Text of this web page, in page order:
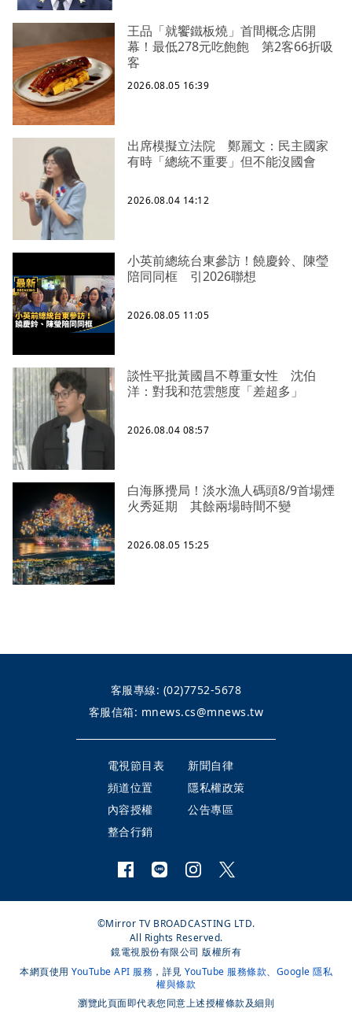
王品「就饗鐵板燒」首間概念店開
幕！最低278元吃飽飽 第2客66折吸
客
2026.08.05 16:39
出席模擬立法院 鄭麗文：民主國家
有時「總統不重要」但不能沒國會
2026.08.04 14:12
小英前總統台東參訪！饒慶鈴、陳瑩
陪同同框 引2026聯想
2026.08.05 11:05
談性平批黃國昌不尊重女性 沈伯
洋：對我和范雲態度「差超多」
2026.08.04 08:57
白海豚攪局！淡水漁人碼頭8/9首場煙
火秀延期 其餘兩場時間不變
2026.08.05 15:25
客服專線: (02)7752-5678
客服信箱: mnews.cs@mnews.tw
電視節目表
新聞自律
頻道位置
隱私權政策
內容授權
公告專區
整合行銷
©Mirror TV BROADCASTING LTD.
All Rights Reserved.
鏡電視股份有限公司 版權所有
本網頁使用 YouTube API 服務 ，詳見 YouTube 服務條款、 Google 隱私
權與條款
瀏覽此頁面即代表您同意上述授權條款及細則